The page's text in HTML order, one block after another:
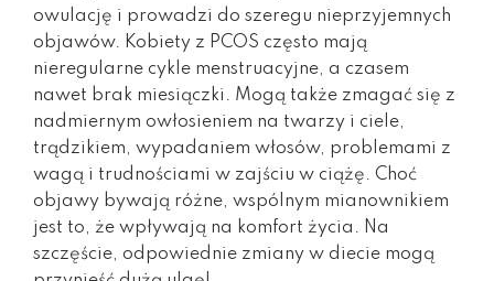
owulację i prowadzi do szeregu nieprzyjemnych
objawów. Kobiety z PCOS często mają
nieregularne cykle menstruacyjne, a czasem
nawet brak miesiączki. Mogą także zmagać się z
nadmiernym owłosieniem na twarzy i ciele,
trądzikiem, wypadaniem włosów, problemami z
wagą i trudnościami w zajściu w ciążę. Choć
objawy bywają różne, wspólnym mianownikiem
jest to, że wpływają na komfort życia. Na
szczęście, odpowiednie zmiany w diecie mogą